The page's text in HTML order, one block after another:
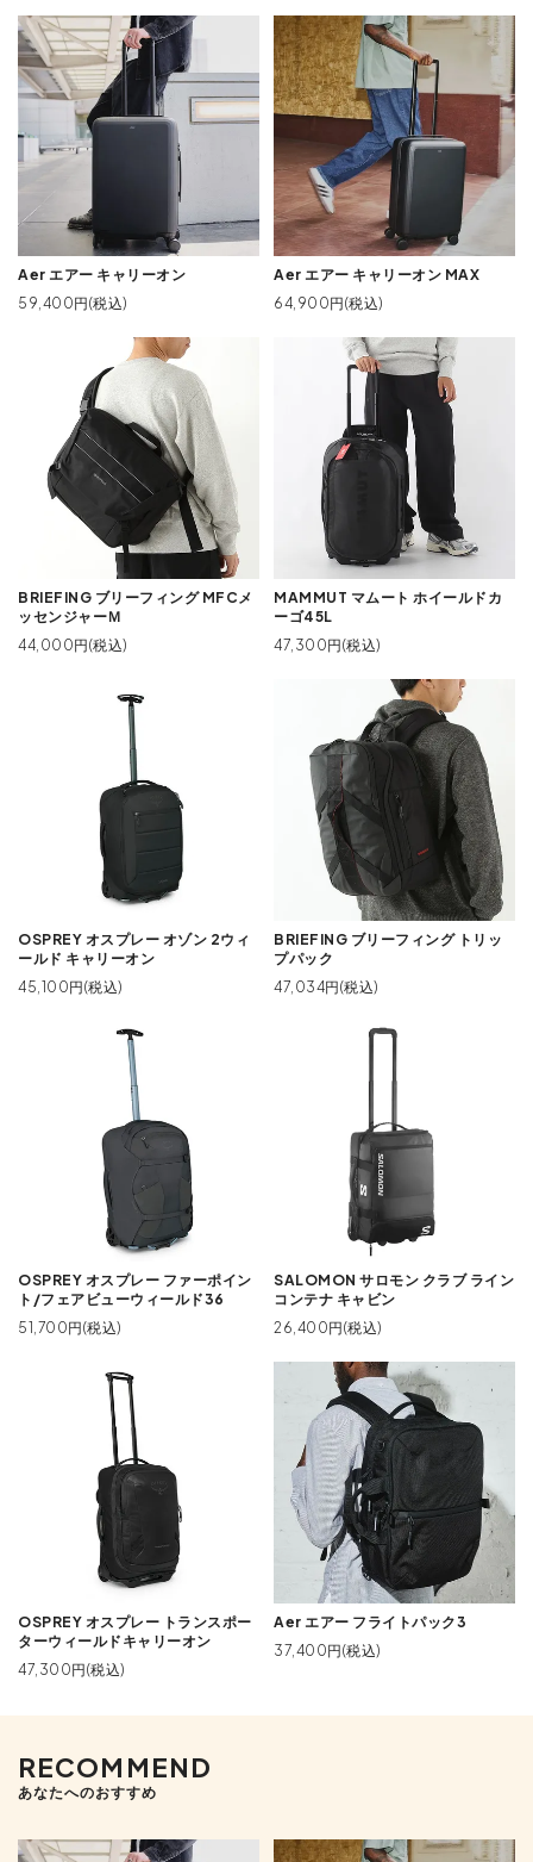
Aer エアー キャリーオン
59,400円(税込)
Aer エアー キャリーオン MAX
64,900円(税込)
BRIEFING ブリーフィング MFCメ
ッセンジャーＭ
44,000円(税込)
MAMMUT マムート ホイールドカ
ーゴ45L
47,300円(税込)
OSPREY オスプレー オゾン 2ウィ
ールド キャリーオン
45,100円(税込)
BRIEFING ブリーフィング トリッ
プパック
47,034円(税込)
OSPREY オスプレー ファーポイン
ト/フェアビューウィールド36
51,700円(税込)
SALOMON サロモン クラブ ライン
コンテナ キャビン
26,400円(税込)
OSPREY オスプレー トランスポー
ターウィールドキャリーオン
47,300円(税込)
Aer エアー フライトパック3
37,400円(税込)
RECOMMEND
あなたへのおすすめ